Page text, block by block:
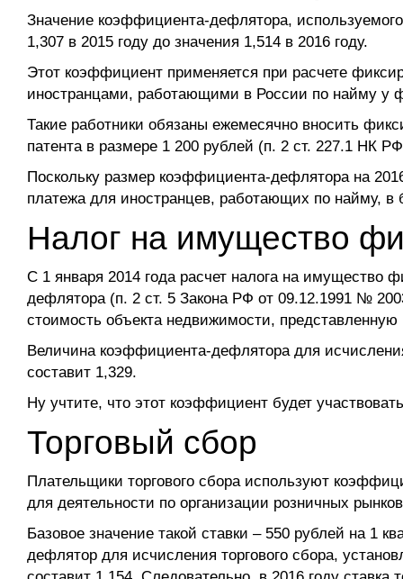
Значение коэффициента-дефлятора,
1,307 в 2015 году до значения 1,514 в 2016 году.
Этот коэффициент применяется при расчете
иностранцами, работающими в России по найму у
Такие работники обязаны ежемесячно вносить
патента в размере 1 200 рублей (п. 2 ст. 227.1 НК
Поскольку размер коэффициента-дефлятора на
платежа для иностранцев, работающих по найму,
Налог на имущество
С 1 января 2014 года расчет налога на имущество
дефлятора (п. 2 ст. 5 Закона РФ от 09.12.1991 №
стоимость объекта недвижимости, представленную
Величина коэффициента-дефлятора для
составит 1,329.
Ну учтите, что этот коэффициент будет
Торговый сбор
Плательщики торгового сбора используют
для деятельности по организации розничных
Базовое значение такой ставки – 550 рублей на 1
дефлятор для исчисления торгового сбора,